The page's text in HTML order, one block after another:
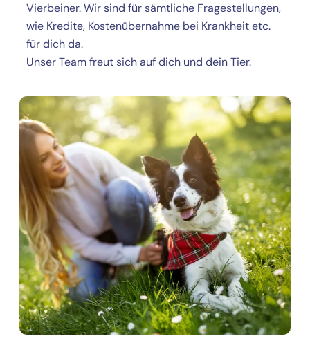
Vierbeiner. Wir sind für sämtliche Fragestellungen,
wie Kredite, Kostenübernahme bei Krankheit etc.
für dich da.
Unser Team freut sich auf dich und dein Tier.